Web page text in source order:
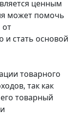
ценным
может помочь
от
и стать основой
товарного
так как
товарный